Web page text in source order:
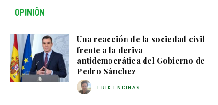
OPINIÓN
Una reacción de la sociedad civil
frente a la deriva
antidemocrática del Gobierno de
Pedro Sánchez
ERIK ENCINAS